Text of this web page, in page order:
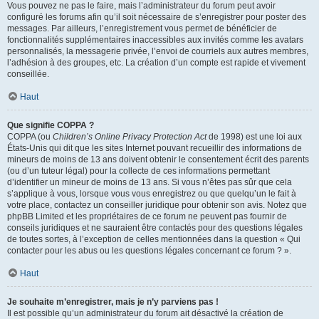
Vous pouvez ne pas le faire, mais l’administrateur du forum peut avoir
configuré les forums afin qu’il soit nécessaire de s’enregistrer pour poster des
messages. Par ailleurs, l’enregistrement vous permet de bénéficier de
fonctionnalités supplémentaires inaccessibles aux invités comme les avatars
personnalisés, la messagerie privée, l’envoi de courriels aux autres membres,
l’adhésion à des groupes, etc. La création d’un compte est rapide et vivement
conseillée.
Haut
Que signifie COPPA ?
COPPA (ou Children’s Online Privacy Protection Actde 1998) est une loi aux
États-Unis qui dit que les sites Internet pouvant recueillir des informations de
mineurs de moins de 13 ans doivent obtenir le consentement écrit des parents
(ou d’un tuteur légal) pour la collecte de ces informations permettant
d’identifier un mineur de moins de 13 ans. Si vous n’êtes pas sûr que cela
s’applique à vous, lorsque vous vous enregistrez ou que quelqu’un le fait à
votre place, contactez un conseiller juridique pour obtenir son avis. Notez que
phpBB Limited et les propriétaires de ce forum ne peuvent pas fournir de
conseils juridiques et ne sauraient être contactés pour des questions légales
de toutes sortes, à l’exception de celles mentionnées dans la question « Qui
contacter pour les abus ou les questions légales concernant ce forum ? ».
Haut
Je souhaite m’enregistrer, mais je n’y parviens pas !
Il est possible qu’un administrateur du forum ait désactivé la création de